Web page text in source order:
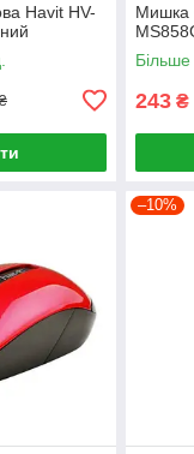
Havit HV-
Мишка
Більше
243 ₴
–10%